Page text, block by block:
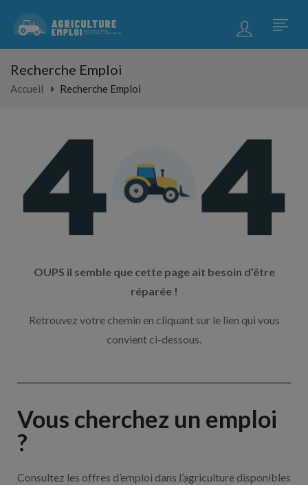
Recherche Emploi
Accueil Recherche Emploi
OUPS il semble que cette page ait besoin d’être
réparée !
Retrouvez votre chemin en cliquant sur le lien qui vous
convient ci-dessous.
Vous cherchez un emploi
?
Consultez les offres d’emploi dans l’agriculture disponibles